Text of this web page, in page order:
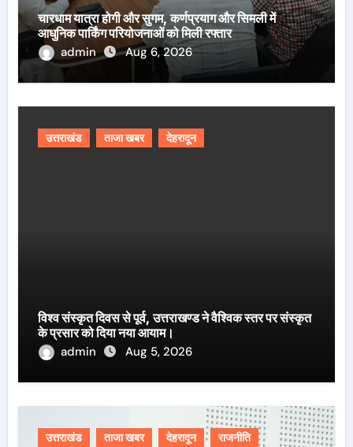
चारधाम यात्रा होगी और सुगम, कर्णप्रयाग और सिमली में
आधुनिक पार्किंग परियोजनाओं को मिली रफ्तार
admin
Aug 6, 2026
उत्तराखंड ताजा खबर देहरादून
विश्व संस्कृत दिवस से पूर्व, उत्तराखण्ड ने वैश्विक स्तर पर संस्कृत
के प्रसार को दिया नया आयाम।
admin
Aug 5, 2026
उत्तराखंड ताजा खबर देहरादून राजनीति